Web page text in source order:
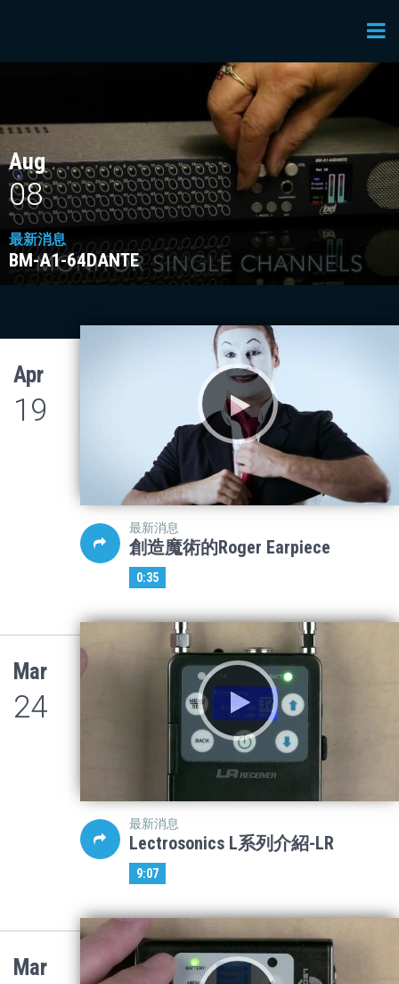
Aug
08
最新消息
BM-A1-64DANTE
Apr
19
最新消息
創造魔術的Roger Earpiece
0:35
Mar
24
最新消息
Lectrosonics L系列介紹-LR
9:07
Mar